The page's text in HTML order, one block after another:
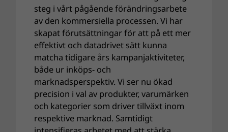
steg i vårt pågående förändringsarbete
av den kommersiella processen. Vi har
skapat förutsättningar för att på ett mer
effektivt och datadrivet sätt kunna
matcha tidigare års kampanjaktiviteter,
både ur inköps- och
marknadsperspektiv. Vi ser nu ökad
precision i val av produkter, varumärken
och kategorier som driver tillväxt inom
respektive marknad. Samtidigt